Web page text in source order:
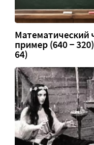
Математический
пример (640 −
64)